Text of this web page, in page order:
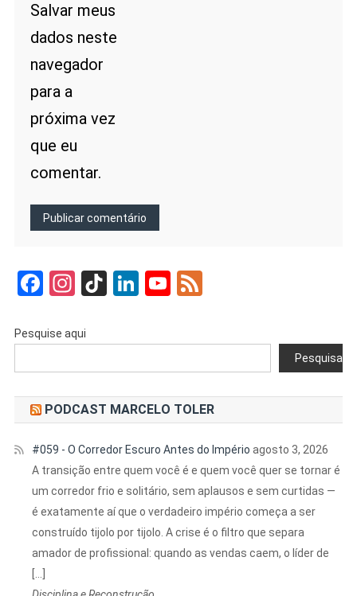
Salvar meus
dados neste
navegador
para a
próxima vez
que eu
comentar.
Facebook
Instagram
TikTok
LinkedIn
YouTube
Feed
Pesquise aqui
Pesquisar
PODCAST MARCELO TOLER
#059 - O Corredor Escuro Antes do Império agosto 3, 2026
A transição entre quem você é e quem você quer se tornar é
um corredor frio e solitário, sem aplausos e sem curtidas —
é exatamente aí que o verdadeiro império começa a ser
construído tijolo por tijolo. A crise é o filtro que separa
amador de profissional: quando as vendas caem, o líder de
[…]